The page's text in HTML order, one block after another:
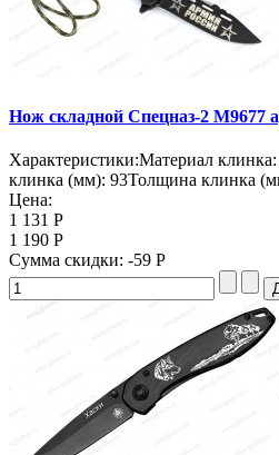
Нож складной Спецназ-2 M9677
Характеристики:Материал
клинка (мм): 93Толщина клинка
Цена:
1 131 Р
1 190 Р
Сумма скидки: -59 Р